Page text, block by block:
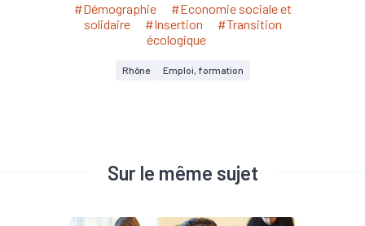
#Démographie
#Economie sociale et
solidaire
#Insertion
#Transition
écologique
Rhône Emploi, formation
Sur le même sujet